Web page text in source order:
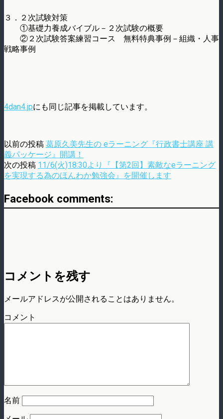
３．２次試験対策
①基礎力養成バイブル－２次試験の概要
②２次試験答案練習コース 無料特典事例－組織・人事
戦略事例
4dan4.jpにも同じ記事を掲載しています。
以前の投稿 葛原久美先生の eラーニング『行政書士講座 講
義パッケージ』開講！
次の投稿 11/6(火)18:30より『【第2回】素敵なeラーニング
を実現する為のほんわか勉強会』を開催します
Facebook comments:
コメントを残す
メールアドレスが公開されることはありません。
コメント
名前